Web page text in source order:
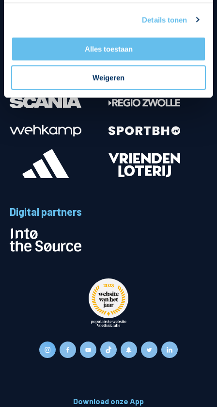
Details tonen
Alles toestaan
Weigeren
Digital partners
Download onze App